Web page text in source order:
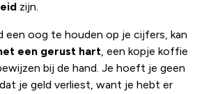
zijn.
een oog te houden op je cijfers, kan
een gerust hart, een kopje koffie
bij de hand. Je hoeft je geen
je geld verliest, want je hebt er